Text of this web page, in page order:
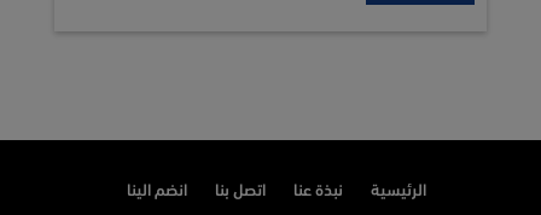
الرئيسية نبذة عنا اتصل بنا انضم الينا